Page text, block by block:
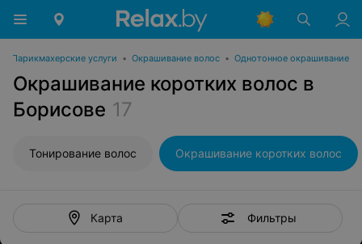
Парикмахерские услуги • Окрашивание волос • Однотонное окрашивание
Окрашивание коротких волос в
Борисове 17
Тонирование волос Окрашивание коротких волос
Карта Фильтры